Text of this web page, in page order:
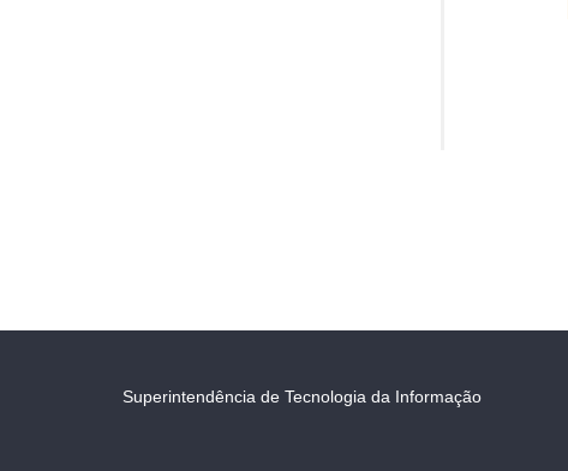
Superintendência de Tecnologia da Informação